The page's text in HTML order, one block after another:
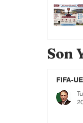
Son
FIFA-